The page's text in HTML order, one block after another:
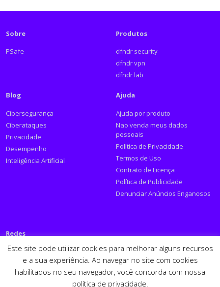
Sobre
PSafe
Produtos
dfndr security
dfndr vpn
dfndr lab
Blog
Cibersegurança
Ciberataques
Privacidade
Desempenho
Inteligência Artificial
Ajuda
Ajuda por produto
Nao venda meus dados
pessoais
Política de Privacidade
Termos de Uso
Contrato de Licença
Política de Publicidade
Denunciar Anúncios Enganosos
Redes
Siga a PSafe:
Facebook
TwitterRSS YoutubeLinkedIn
Este site pode utilizar cookies para melhorar alguns recursos
e a sua experiência. Ao navegar no site com cookies
habilitados no seu navegador, você concorda com nossa
política de privacidade.